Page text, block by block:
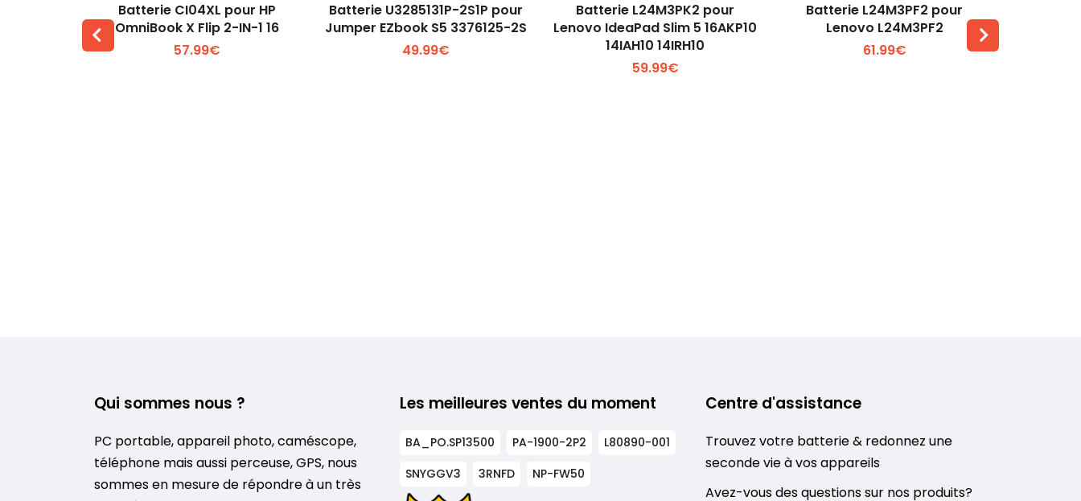
Voir plus +
Batterie CI04XL pour HP
OmniBook X Flip 2-IN-1 16
57.99€
Voir plus +
Batterie U3285131P-2S1P pour
Jumper EZbook S5 3376125-2S
49.99€
Voir plus +
Batterie L24M3PK2 pour
Lenovo IdeaPad Slim 5 16AKP10
14IAH10 14IRH10
59.99€
Voir plus +
Batterie L24M3PF2 pour
Lenovo L24M3PF2
61.99€
Qui sommes nous ?
PC portable, appareil photo, caméscope,
téléphone mais aussi perceuse, GPS, nous
sommes en mesure de répondre à un très
Les meilleures ventes du moment
BA_PO.SP13500 PA-1900-2P2
L80890-001
SNYGGV3
3RNFD NP-FW50
Centre d'assistance
Trouvez votre batterie & redonnez une
seconde vie à vos appareils
Avez-vous des questions sur nos produits?